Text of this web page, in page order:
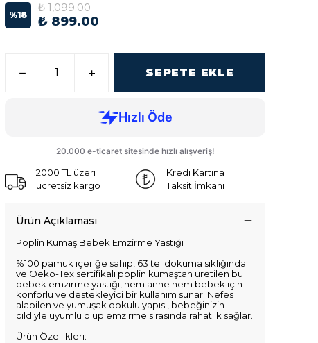
%18
₺ 1,099.00
₺ 899.00
SEPETE EKLE
2000 TL üzeri
ücretsiz kargo
Kredi Kartına
Taksit İmkanı
Ürün Açıklaması
Poplin Kumaş Bebek Emzirme Yastığı
%100 pamuk içeriğe sahip, 63 tel dokuma sıklığında
ve Oeko-Tex sertifikalı poplin kumaştan üretilen bu
bebek emzirme yastığı, hem anne hem bebek için
konforlu ve destekleyici bir kullanım sunar. Nefes
alabilen ve yumuşak dokulu yapısı, bebeğinizin
cildiyle uyumlu olup emzirme sırasında rahatlık sağlar.
Ürün Özellikleri: